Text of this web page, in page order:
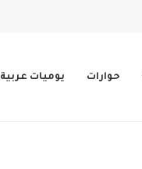
حوارات يوميات عربية